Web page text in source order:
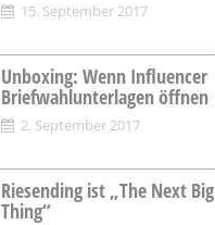
15. September 2017
Unboxing: Wenn Influencer
Briefwahlunterlagen öffnen
2. September 2017
Riesending ist „The Next Big
Thing“